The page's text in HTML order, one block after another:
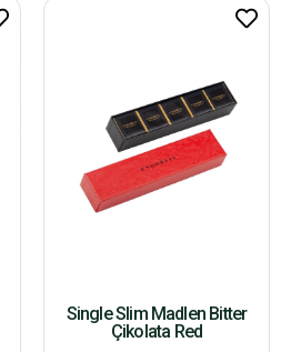
Single Slim Madlen Bitter
Çikolata Red